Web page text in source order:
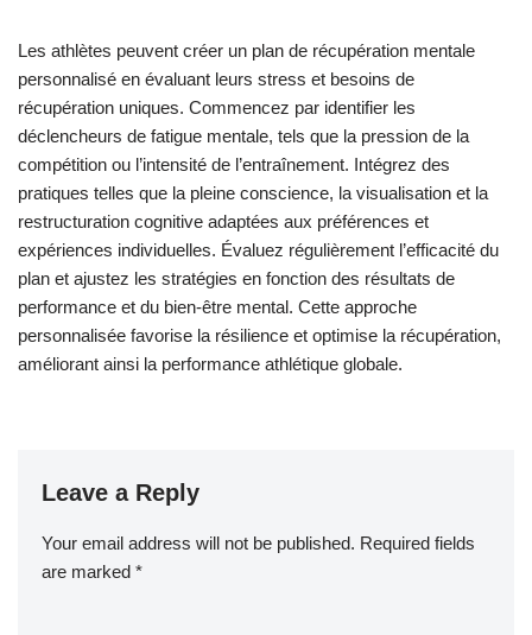
Les athlètes peuvent créer un plan de récupération mentale
personnalisé en évaluant leurs stress et besoins de
récupération uniques. Commencez par identifier les
déclencheurs de fatigue mentale, tels que la pression de la
compétition ou l’intensité de l’entraînement. Intégrez des
pratiques telles que la pleine conscience, la visualisation et la
restructuration cognitive adaptées aux préférences et
expériences individuelles. Évaluez régulièrement l’efficacité du
plan et ajustez les stratégies en fonction des résultats de
performance et du bien-être mental. Cette approche
personnalisée favorise la résilience et optimise la récupération,
améliorant ainsi la performance athlétique globale.
Leave a Reply
Your email address will not be published. Required fields
are marked *